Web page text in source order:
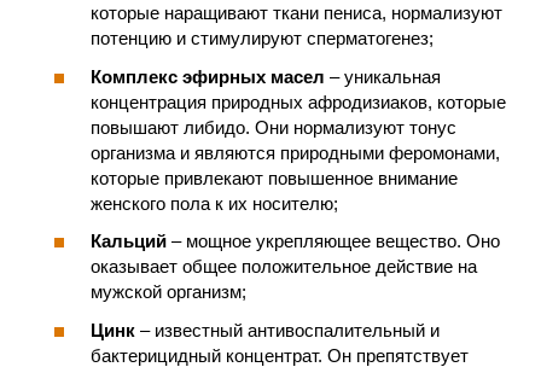
которые наращивают ткани пениса, нормализуют
потенцию и стимулируют сперматогенез;
Комплекс эфирных масел – уникальная
концентрация природных афродизиаков, которые
повышают либидо. Они нормализуют тонус
организма и являются природными феромонами,
которые привлекают повышенное внимание
женского пола к их носителю;
Кальций – мощное укрепляющее вещество. Оно
оказывает общее положительное действие на
мужской организм;
Цинк – известный антивоспалительный и
бактерицидный концентрат. Он препятствует